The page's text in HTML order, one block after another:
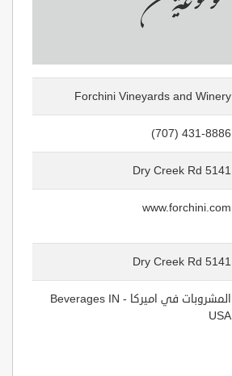
Forchini Vineyards and Winery
(707) 431-8886
5141 Dry Creek Rd
www.forchini.com
5141 Dry Creek Rd
المشروبات في اميركا - Beverages IN
USA